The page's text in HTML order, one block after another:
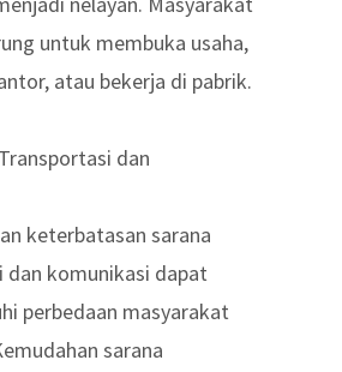
untuk membuka usaha,
atau bekerja di pabrik.
dan
keterbatasan sarana
komunikasi dapat
perbedaan masyarakat
sarana